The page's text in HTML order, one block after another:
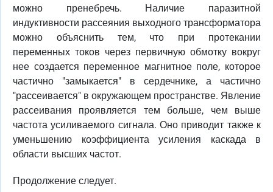
можно пренебречь. Наличие паразитной
индуктивности рассеяния выходного трансформатора
можно объяснить тем, что при протекании
переменных токов через первичную обмотку вокруг
нее создается переменное магнитное поле, которое
частично "замыкается" в сердечнике, а частично
"рассеивается" в окружающем пространстве. Явление
рассеивания проявляется тем больше, чем выше
частота усиливаемого сигнала. Оно приводит также к
уменьшению коэффициента усиления каскада в
области высших частот.
Продолжение следует.